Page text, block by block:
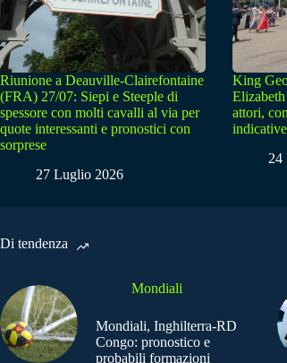
Riunione a Deauville-Clairefontaine
(FRA) 27/07: Siepi e Steeple di
spessore con molti cavalli al via per
quote interessanti e pronostici con
sorprese
27 Luglio 2026
King
attori,
24
Di tendenza
Mondiali
Mondiali, Inghilterra-RD
Congo: pronostico e
probabili formazioni